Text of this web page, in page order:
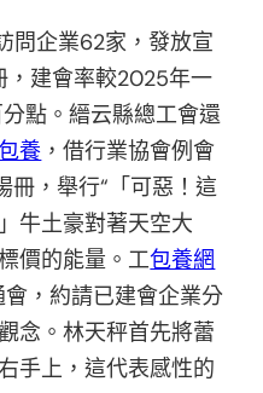
問企業62家，發放宣
建會率較2025年一
點。縉云縣總工會還
養 ，借行業協會例會
冊，舉行“「可惡！這
牛土豪對著天空大
價的能量。工包養網
，約請已建會企業分
念。林天秤首先將蕾
手上，這代表感性的